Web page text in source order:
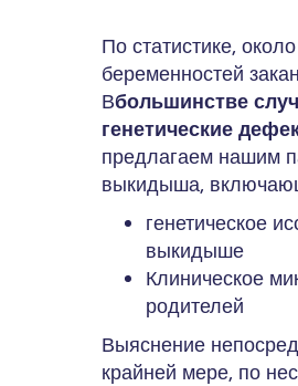
По статистике,
беременностей
Вбольшинстве
генетические
предлагаем нашим
выкидыша,
генетическое
выкидыше
Клиническое
родителей
Выяснение
крайней мере, по